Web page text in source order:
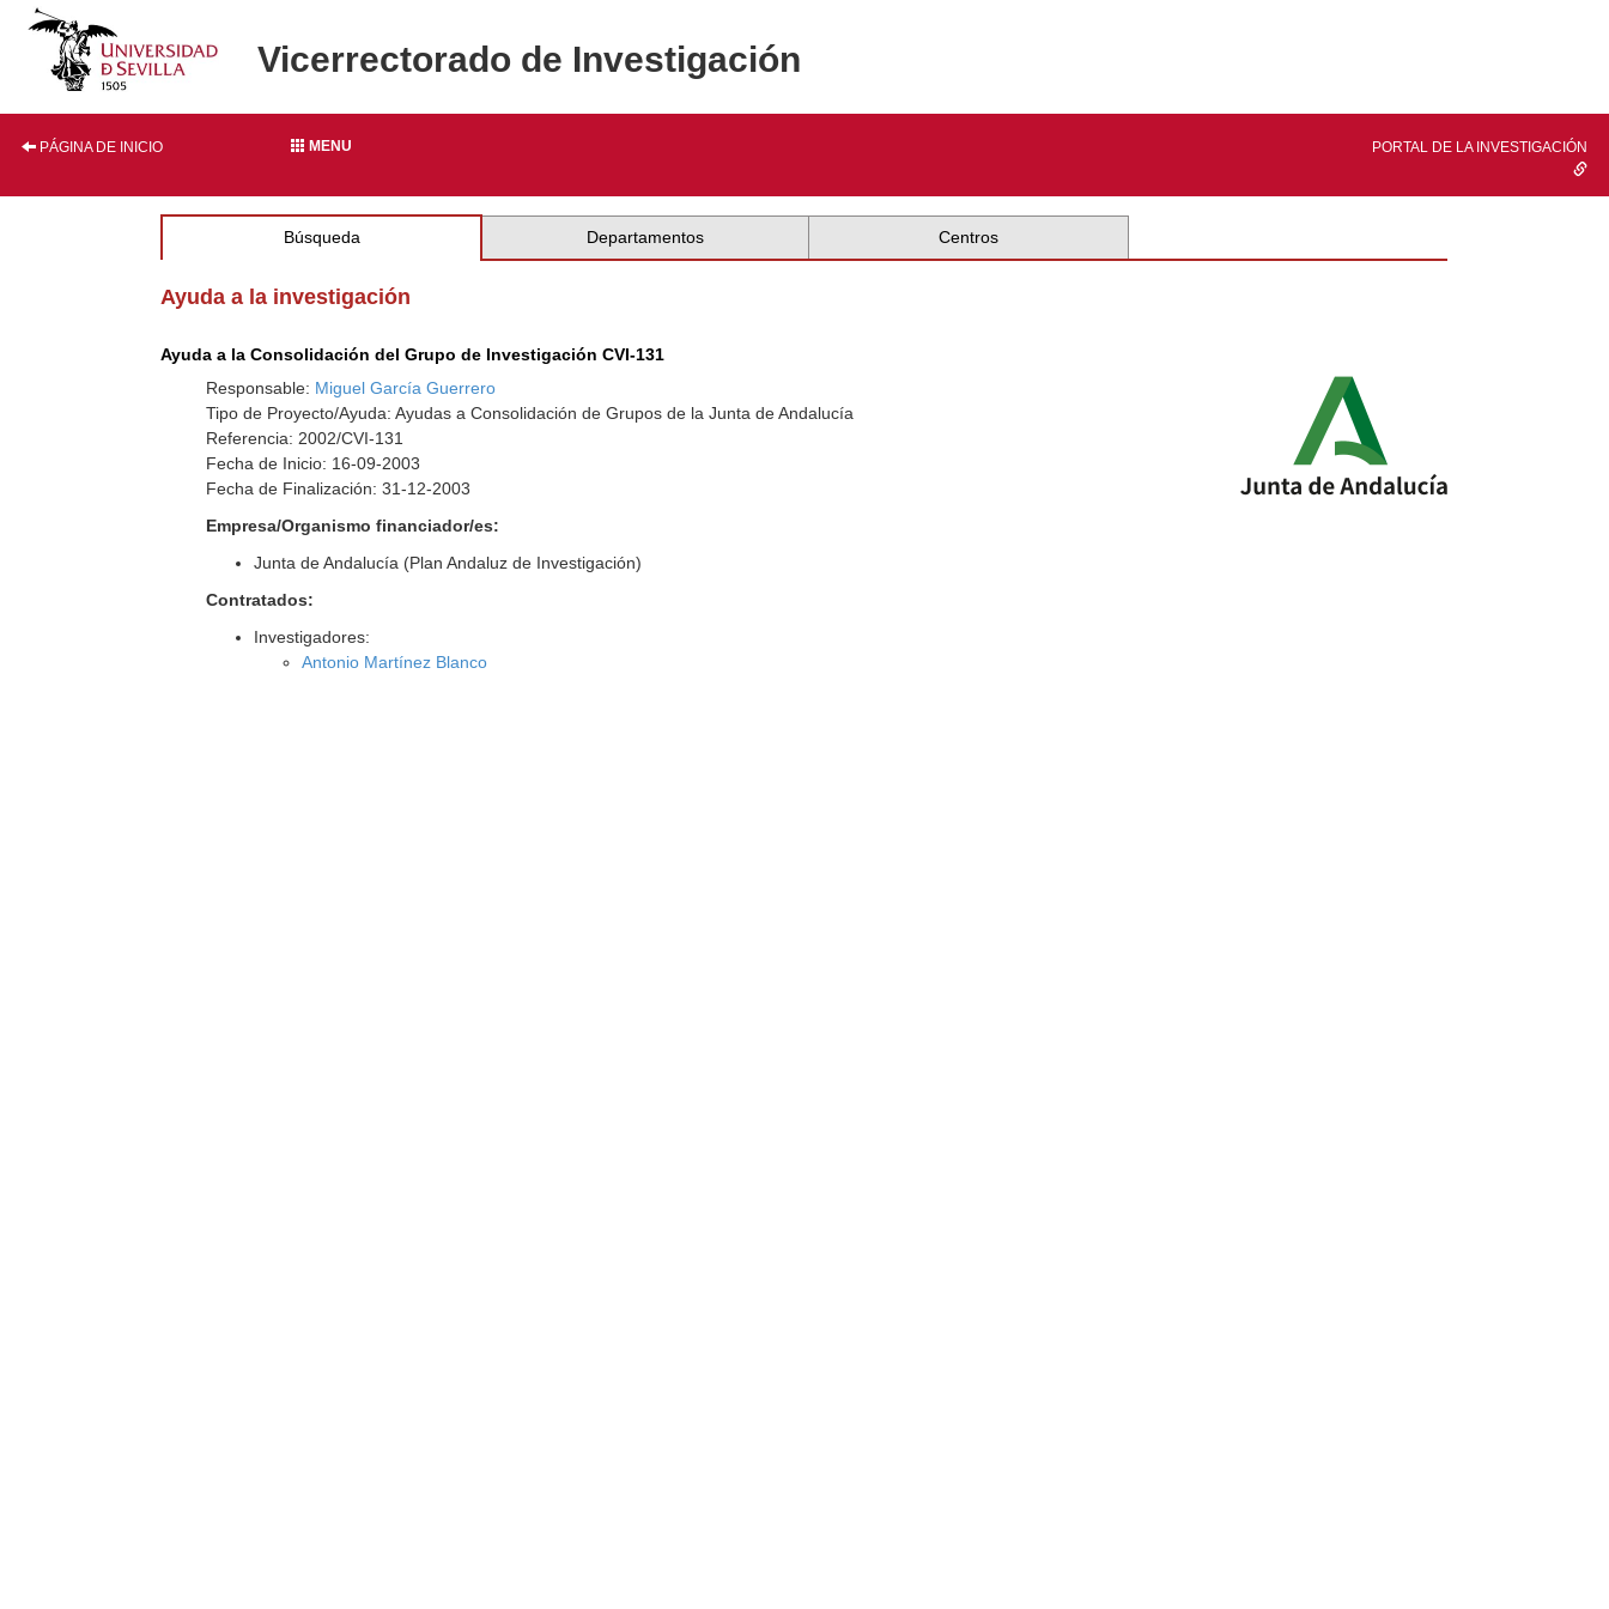
Vicerrectorado de Investigación
PÁGINA DE INICIO MENU PORTAL DE LA INVESTIGACIÓN
Búsqueda Departamentos Centros
Ayuda a la investigación
Ayuda a la Consolidación del Grupo de Investigación CVI-131
Responsable: Miguel García Guerrero
Tipo de Proyecto/Ayuda: Ayudas a Consolidación de Grupos de la Junta de Andalucía
Referencia: 2002/CVI-131
Fecha de Inicio: 16-09-2003
Fecha de Finalización: 31-12-2003
Empresa/Organismo financiador/es:
Junta de Andalucía (Plan Andaluz de Investigación)
Contratados:
Investigadores:
Antonio Martínez Blanco